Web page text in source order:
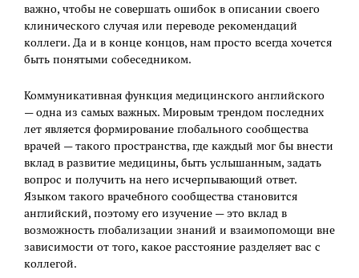
важно, чтобы не совершать ошибок в описании своего
клинического случая или переводе рекомендаций
коллеги. Да и в конце концов, нам просто всегда хочется
быть понятыми собеседником.
Коммуникативная функция медицинского английского
— одна из самых важных. Мировым трендом последних
лет является формирование глобального сообщества
врачей — такого пространства, где каждый мог бы внести
вклад в развитие медицины, быть услышанным, задать
вопрос и получить на него исчерпывающий ответ.
Языком такого врачебного сообщества становится
английский, поэтому его изучение — это вклад в
возможность глобализации знаний и взаимопомощи вне
зависимости от того, какое расстояние разделяет вас с
коллегой.